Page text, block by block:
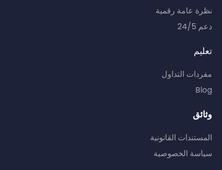
نظرة عامة رقمية
دعم 24/5
تعليم
مفردات التداول
Blog
وثائق
المستندات القانونية
سياسة الخصوصية